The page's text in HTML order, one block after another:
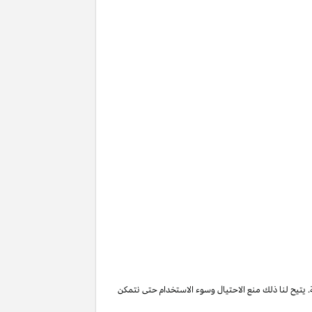
يتيح لنا ذلك منع الاحتيال وسوء الاستخدام حتى نتمكن